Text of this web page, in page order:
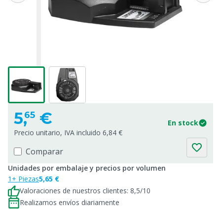
5,65 €
En stock
Precio unitario, IVA incluido 6,84 €
Comparar
Unidades por embalaje y precios por volumen
1+ Piezas5,65 €
Valoraciones de nuestros clientes: 8,5/10
Realizamos envíos diariamente